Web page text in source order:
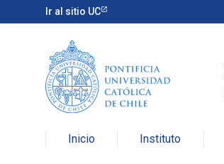
Ir al sitio UC
Inicio Instituto